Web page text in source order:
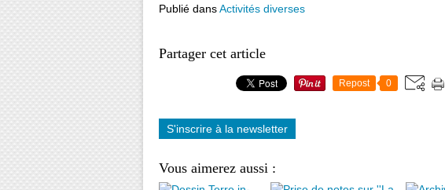
Publié dansActivités diverses
Partager cet article
Repost 0
S'inscrire à la newsletter
Vous aimerez aussi :